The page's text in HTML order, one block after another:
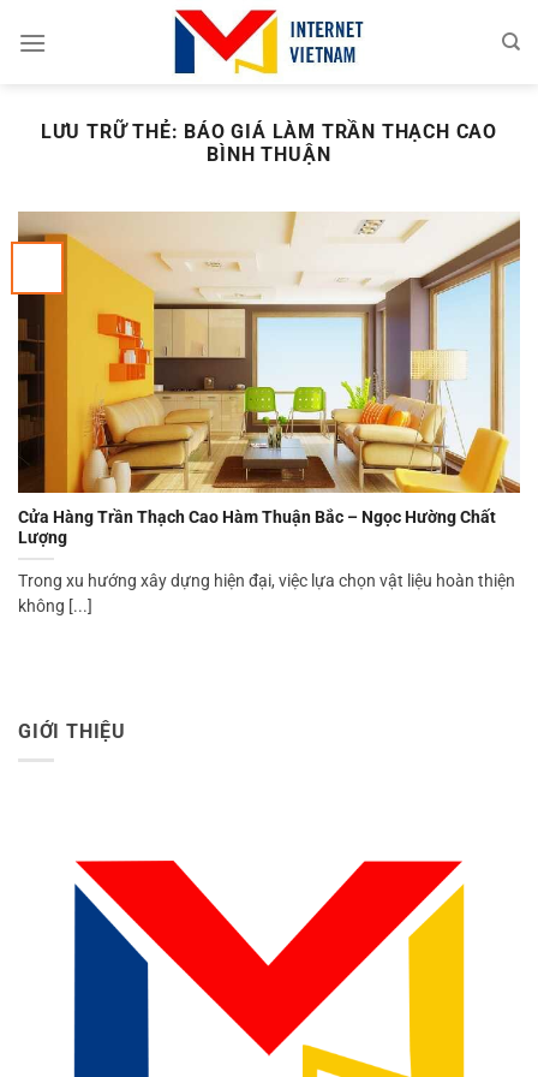
đến
LƯU TRỮ THẺ: BÁO GIÁ LÀM TRẦN THẠCH CAO
BÌNH THUẬN
Cửa Hàng Trần Thạch Cao Hàm Thuận Bắc – Ngọc Hường Chất
Lượng
Trong xu hướng xây dựng hiện đại, việc lựa chọn vật liệu hoàn thiện
không [...]
GIỚI THIỆU